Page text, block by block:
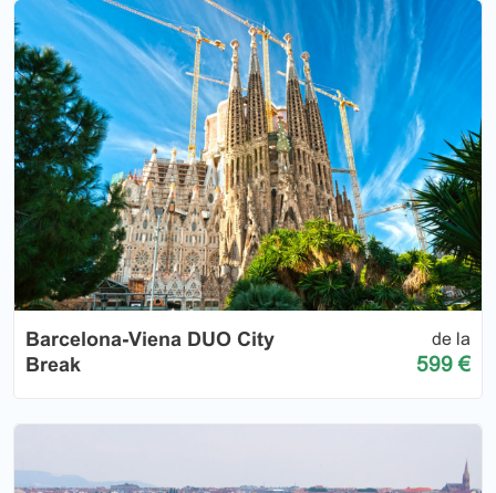
Barcelona-Viena DUO City
Break
de la
599 €